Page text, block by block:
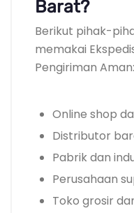
Barat?
Berikut pihak-
memakai
Pengiriman Aman:
Online shop
Distributor
Pabrik dan
Perusahaan
Toko grosir